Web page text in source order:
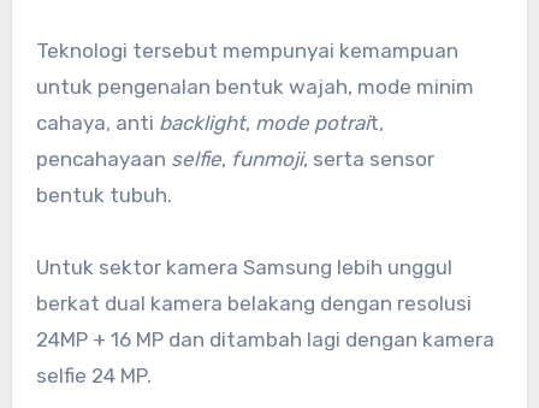
Teknologi tersebut mempunyai kemampuan
untuk pengenalan bentuk wajah, mode minim
cahaya, anti backlight, mode potrait,
pencahayaan selfie, funmoji, serta sensor
bentuk tubuh.
Untuk sektor kamera Samsung lebih unggul
berkat dual kamera belakang dengan resolusi
24MP + 16 MP dan ditambah lagi dengan kamera
selfie 24 MP.